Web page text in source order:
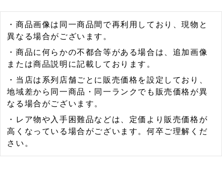
・商品画像は同一商品間で再利用しており、現物と
異なる場合がございます。
・商品に何らかの不都合等がある場合は、追加画像
または商品説明に記載しております。
・当店は系列店舗ごとに販売価格を設定しており、
地域差から同一商品・同一ランクでも販売価格が異
なる場合がございます。
・レア物や入手困難品などは、定価より販売価格が
高くなっている場合がございます。何卒ご理解くだ
さい。